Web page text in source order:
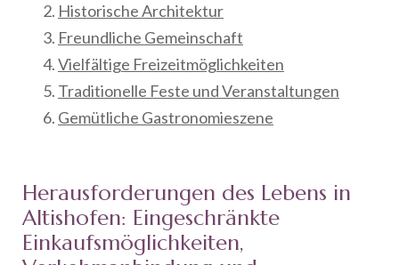
Historische Architektur
Freundliche Gemeinschaft
Vielfältige Freizeitmöglichkeiten
Traditionelle Feste und Veranstaltungen
Gemütliche Gastronomieszene
Herausforderungen des Lebens in
Altishofen: Eingeschränkte
Einkaufsmöglichkeiten,